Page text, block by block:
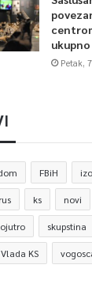
ukupno
Petak,
FBiH
ks novi
skupstina
Vlada KS